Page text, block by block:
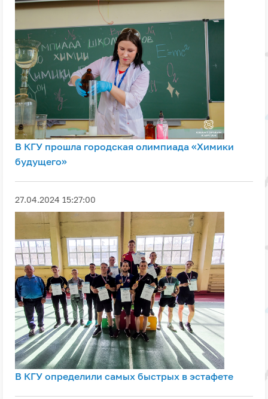
В КГУ прошла городская олимпиада «Химики
будущего»
27.04.2024 15:27:00
В КГУ определили самых быстрых в эстафете